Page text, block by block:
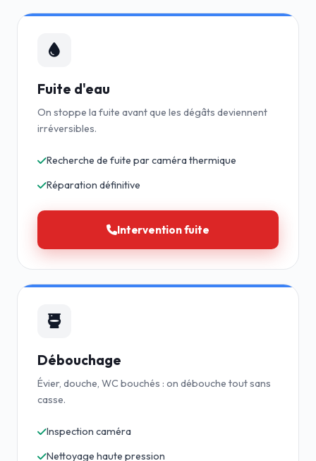
Fuite d'eau
On stoppe la fuite avant que les dégâts deviennent
irréversibles.
Recherche de fuite par caméra thermique
Réparation définitive
Intervention fuite
Débouchage
Évier, douche, WC bouchés : on débouche tout sans
casse.
Inspection caméra
Nettoyage haute pression